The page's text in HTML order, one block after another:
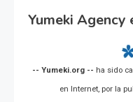
Yumeki Agency
-- Yumeki.org -- ha sido
en Internet, por la